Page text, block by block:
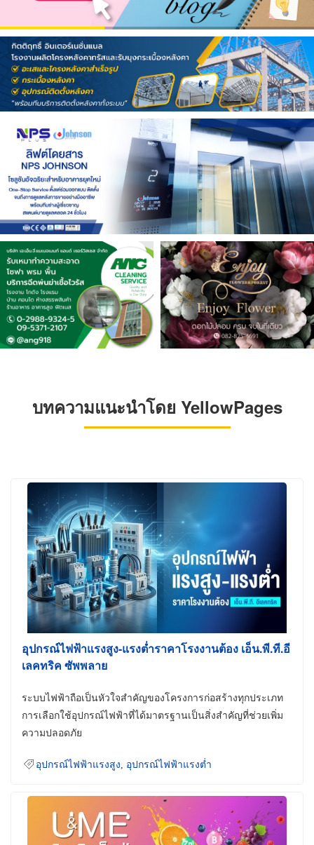
บทความแนะนำโดย YellowPages
อุปกรณ์ไฟฟ้าแรงสูง-แรงต่ำราคาโรงงานต้อง เอ็น.พี.ที.อี
เลคทริค ซัพพลาย
ระบบไฟฟ้าถือเป็นหัวใจสำคัญของโครงการก่อสร้างทุกประเภท
การเลือกใช้อุปกรณ์ไฟฟ้าที่ได้มาตรฐานเป็นสิ่งสำคัญที่ช่วยเพิ่ม
ความปลอดภัย
อุปกรณ์ไฟฟ้าแรงสูง อุปกรณ์ไฟฟ้าแรงต่ำ